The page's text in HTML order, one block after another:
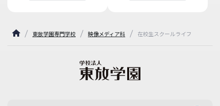
東放学園専門学校 映像メディア科 在校生スクールライフ